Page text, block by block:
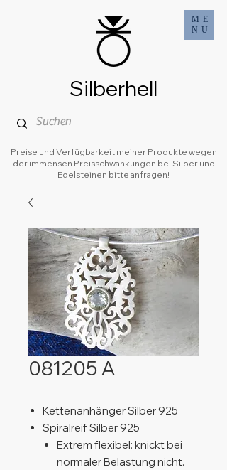
ME
NU
Preise und Verfügbarkeit meiner Produkte wegen
der immensen Preisschwankungen bei Silber und
Edelsteinen bitte anfragen!
Silberhell
081205 A
Kettenanhänger Silber 925
Spiralreif Silber 925
Extrem flexibel: knickt bei
normaler Belastung nicht.